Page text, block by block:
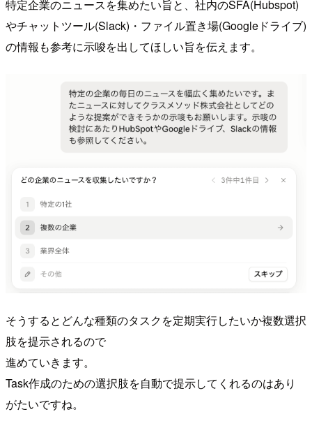
特定企業のニュースを集めたい旨と、社内のSFA(Hubspot)
やチャットツール(Slack)・ファイル置き場(Googleドライブ)
の情報も参考に示唆を出してほしい旨を伝えます。
そうするとどんな種類のタスクを定期実行したいか複数選択
肢を提示されるので
進めていきます。
Task作成のための選択肢を自動で提示してくれるのはあり
がたいですね。